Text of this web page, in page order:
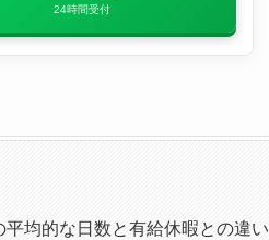
24時間受付
均的な日数と有給休暇との違い